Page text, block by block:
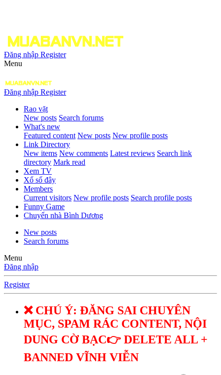
Đăng nhập Register
Menu
Đăng nhập Register
Rao vặt
New posts Search forums
What's new
Featured content New posts New profile posts
Link Directory
New items New comments Latest reviews Search link
directory Mark read
Xem TV
Xổ số đây
Members
Current visitors New profile posts Search profile posts
Funny Game
Chuyển nhà Bình Dương
New posts
Search forums
Menu
Đăng nhập
Register
❌ CHÚ Ý: ĐĂNG SAI CHUYÊN
MỤC, SPAM RÁC CONTENT, NỘI
DUNG CỜ BẠC👉 DELETE ALL +
BANNED VĨNH VIỄN